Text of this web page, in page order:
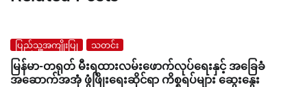
ပြည်သူ့အကျိုးပြု သတင်း
မြန်မာ-တရုတ် မီးရထားလမ်းဖောက်လုပ်ရေးနှင့် အခြေခံ
အဆောက်အအုံ ဖွံဖြိုးရေးဆိုင်ရာ ကိစ္စရပ်များ ဆွေးနွေး